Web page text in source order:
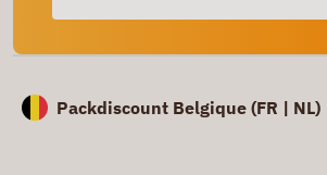
Packdiscount Belgique (FR | NL)